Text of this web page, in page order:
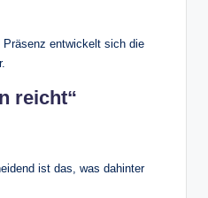
Präsenz entwickelt sich die
reicht“
ist das, was dahinter